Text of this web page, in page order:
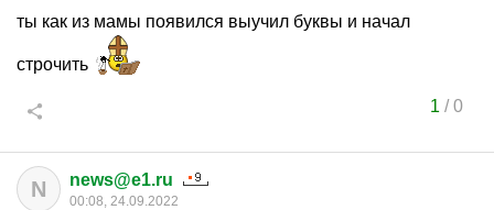
ты как из мамы появился выучил буквы и начал
строчить
1 /0
N news@e1.ru
00:08, 24.09.2022